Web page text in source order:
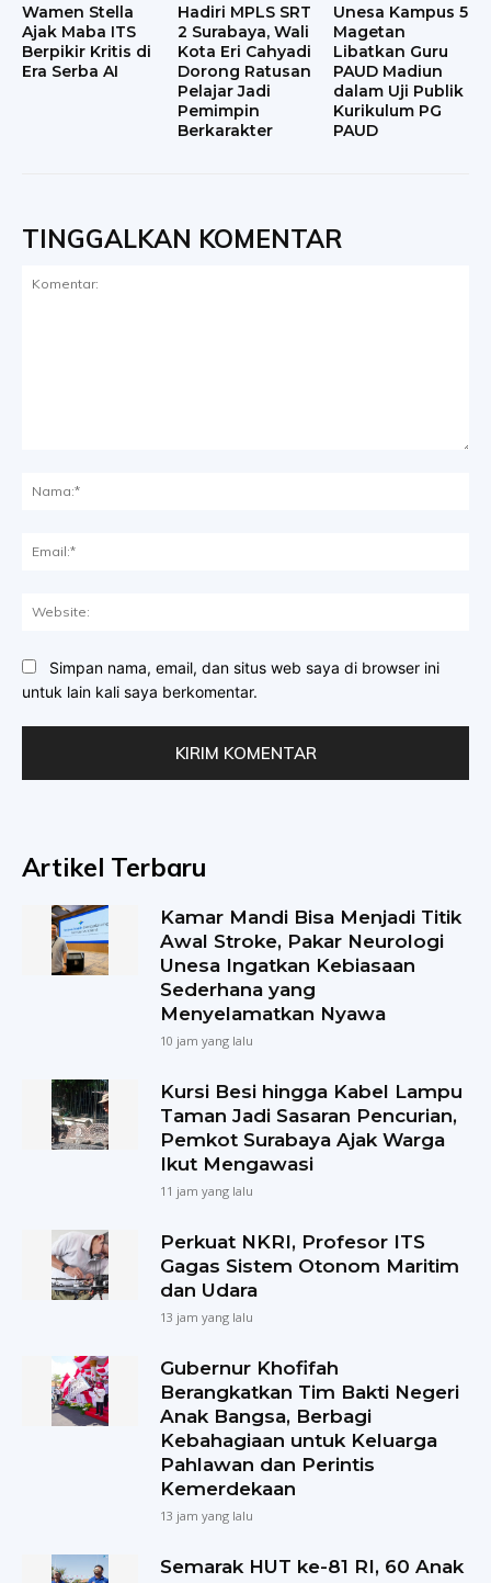
Wamen Stella
Ajak Maba ITS
Berpikir Kritis di
Era Serba AI
Hadiri MPLS SRT
2 Surabaya, Wali
Kota Eri Cahyadi
Dorong Ratusan
Pelajar Jadi
Pemimpin
Berkarakter
Unesa Kampus 5
Magetan
Libatkan Guru
PAUD Madiun
dalam Uji Publik
Kurikulum PG
PAUD
TINGGALKAN KOMENTAR
Simpan nama, email, dan situs web saya di browser ini
untuk lain kali saya berkomentar.
Artikel Terbaru
Kamar Mandi Bisa Menjadi Titik
Awal Stroke, Pakar Neurologi
Unesa Ingatkan Kebiasaan
Sederhana yang
Menyelamatkan Nyawa
10 jam yang lalu
Kursi Besi hingga Kabel Lampu
Taman Jadi Sasaran Pencurian,
Pemkot Surabaya Ajak Warga
Ikut Mengawasi
11 jam yang lalu
Perkuat NKRI, Profesor ITS
Gagas Sistem Otonom Maritim
dan Udara
13 jam yang lalu
Gubernur Khofifah
Berangkatkan Tim Bakti Negeri
Anak Bangsa, Berbagi
Kebahagiaan untuk Keluarga
Pahlawan dan Perintis
Kemerdekaan
13 jam yang lalu
Semarak HUT ke-81 RI, 60 Anak